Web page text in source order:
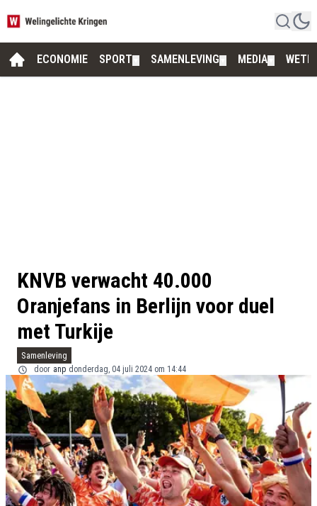
ECONOMIE SPORT SAMENLEVING MEDIA
KNVB verwacht 40.000
Oranjefans in Berlijn voor duel
met Turkije
Samenleving
door anp donderdag, 04 juli 2024 om 14:44